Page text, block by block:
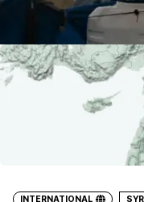
INTERNATIONAL